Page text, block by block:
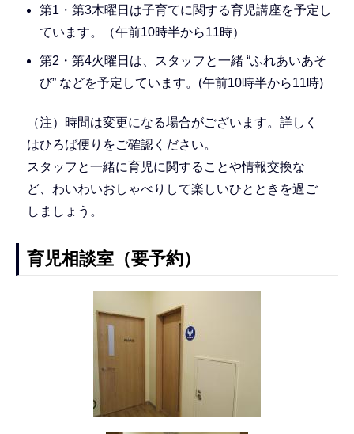
第1・第3木曜日は子育てに関する育児講座を予定し
ています。（午前10時半から11時）
第2・第4火曜日は、スタッフと一緒 “ふれあいあそ
び” などを予定しています。(午前10時半から11時)
（注）時間は変更になる場合がございます。詳しく
はひろば便りをご確認ください。
スタッフと一緒に育児に関することや情報交換な
ど、わいわいおしゃべりして楽しいひとときを過ご
しましょう。
育児相談室（要予約）